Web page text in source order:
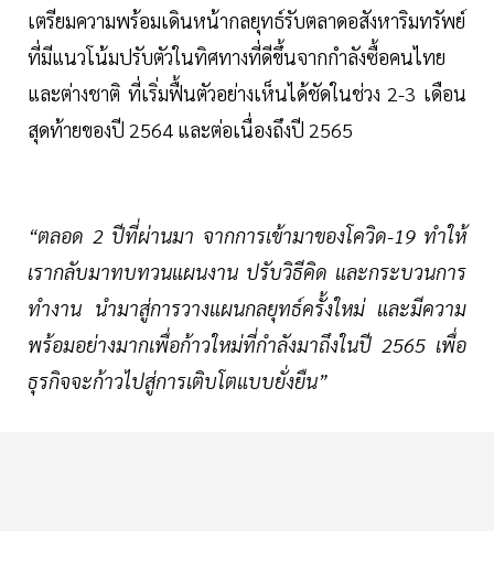
เตรียมความพร้อมเดินหน้ากลยุทธ์รับตลาดอสังหาริมทรัพย์
ที่มีแนวโน้มปรับตัวในทิศทางที่ดีขึ้นจากกำลังซื้อคนไทย
และต่างชาติ ที่เริ่มฟื้นตัวอย่างเห็นได้ชัดในช่วง 2-3 เดือน
สุดท้ายของปี 2564 และต่อเนื่องถึงปี 2565
“ตลอด 2 ปีที่ผ่านมา จากการเข้ามาของโควิด-19 ทำให้
เรากลับมาทบทวนแผนงาน ปรับวิธีคิด และกระบวนการ
ทำงาน นำมาสู่การวางแผนกลยุทธ์ครั้งใหม่ และมีความ
พร้อมอย่างมากเพื่อก้าวใหม่ที่กำลังมาถึงในปี 2565 เพื่อ
ธุรกิจจะก้าวไปสู่การเติบโตแบบยั่งยืน”